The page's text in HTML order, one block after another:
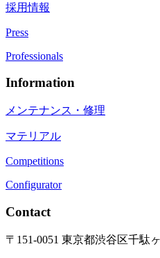
採用情報
Press
Professionals
Information
メンテナンス・修理
マテリアル
Competitions
Configurator
Contact
〒151-0051 東京都渋谷区千駄